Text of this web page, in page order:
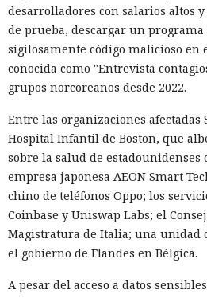
En lugar de técnicas complejas,
le decían al bot conversacional
infraestructura verificable,
pruebas o como parte de un
errores, o dividían una tarea
parecían inofensivas. En varios
esa explicación. Cuando las
algunos operadores pasaban a
Uno de los episodios más
un operador de infraestructura de
tenía escasos conocimientos de
recopilar y perfeccionar
aunque después empezó a
Para entonces el operador ya
desarrolladores con salarios altos
de prueba, descargar un
sigilosamente código malicioso en
conocida como "Entrevista
grupos norcoreanos desde 2022.
Entre las organizaciones afectadas
Hospital Infantil de Boston, que
sobre la salud de
empresa japonesa AEON Smart
chino de teléfonos Oppo; los
Coinbase y Uniswap Labs; el
Magistratura de Italia; una unidad
el gobierno de Flandes en Bélgica.
A pesar del acceso a datos